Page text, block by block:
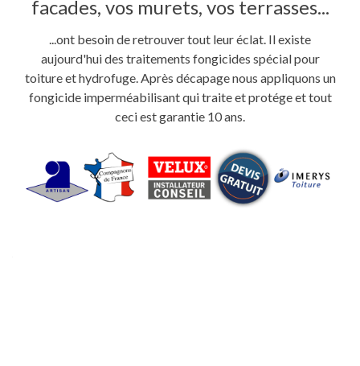
facades, vos murets, vos terrasses...
...ont besoin de retrouver tout leur éclat. Il existe
aujourd'hui des traitements fongicides spécial pour
toiture et hydrofuge. Après décapage nous appliquons un
fongicide imperméabilisant qui traite et protége et tout
ceci est garantie 10 ans.